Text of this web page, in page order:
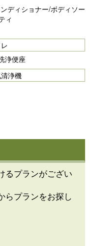
ディショナー/ボディソー
ィ
浄便座
浄機
るプランがござい
らプランをお探し